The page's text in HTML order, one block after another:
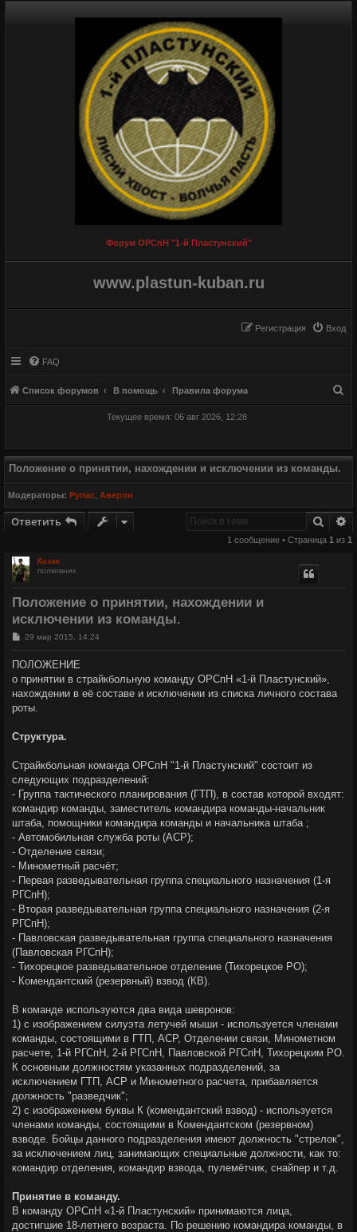
Форум ОРСпН "1-й Пластунский"
www.plastun-kuban.ru
Вход
Регистрация
FAQ
Список форумов В помощь Правила форума
Текущее время: 06 авг 2026, 12:28
Положение о принятии, нахождении и исключении из команды.
Модераторы: Рупас ,Аверон
Ответить Поиск
1 сообщение • Страница 1 из 1
Казак
полковник
Положение о принятии, нахождении и
исключении из команды.
С
б
щ
н
и
29 мар 2015, 14:24
ПОЛОЖЕНИЕ
о принятии в страйкбольную команду ОРСпН «1-й Пластунский»,
нахождении в её составе и исключении из списка личного состава
роты.
Структура.
Страйкбольная команда ОРСпН "1-й Пластунский" состоит из
следующих подразделений:
- Группа тактического планирования (ГТП), в состав которой входят:
командир команды, заместитель командира команды-начальник
штаба, помощники командира команды и начальника штаба ;
- Автомобильная служба роты (АСР);
- Отделение связи;
- Минометный расчёт;
- Первая разведывательная группа специального назначения (1-я
РГСпН);
- Вторая разведывательная группа специального назначения (2-я
РГСпН);
- Павловская разведывательная группа специального назначения
(Павловская РГСпН);
- Тихорецкое разведывательное отделение (Тихорецкое РО);
- Комендантский (резервный) взвод (КВ).
В команде используются два вида шевронов:
1) с изображением силуэта летучей мыши - используется членами
команды, состоящими в ГТП, АСР, Отделении связи, Минометном
расчете, 1-й РГСпН, 2-й РГСпН, Павловской РГСпН, Тихорецким РО.
К основным должностям указанных подразделений, за
исключением ГТП, АСР и Минометного расчета, прибавляется
должность "разведчик";
2) с изображением буквы К (комендантский взвод) - используется
членами команды, состоящими в Комендантском (резервном)
взводе. Бойцы данного подразделения имеют должность "стрелок",
за исключением лиц, занимающих специальные должности, как то:
командир отделения, командир взвода, пулемётчик, снайпер и т.д.
Принятие в команду.
В команду ОРСпН «1-й Пластунский» принимаются лица,
достигшие 18-летнего возраста. По решению командира команды, в